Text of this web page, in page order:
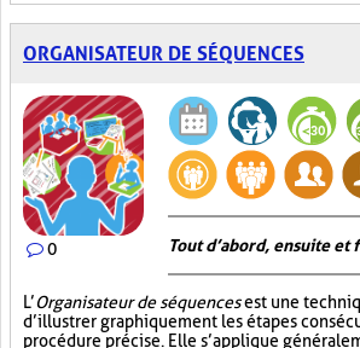
ORGANISATEUR DE SÉQUENCES
0 Tout d’abord, ensuite
L’Organisateur de séquencesest une
d’illustrer graphiquement les étapes
procédure précise. Elle s’applique